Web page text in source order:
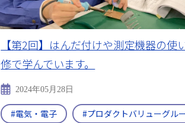
【第2回】はんだ付けや測定機器の使
修で学んでいます。
2024年05月28日
#電気・電子
#プロダクトバリューグル